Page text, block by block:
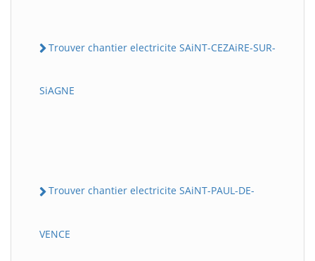
Trouver chantier electricite SAiNT-CEZAiRE-SUR-
SiAGNE
Trouver chantier electricite SAiNT-PAUL-DE-
VENCE